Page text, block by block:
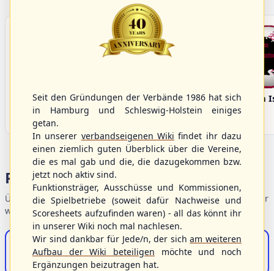
Bargenstedt
Beavers
Elmshorn Alligators Fehmarn
Portalbereiche
Übersicht der Verbandsbereiche – wählen Sie einen Einstieg für
weiterführende Informationen.
S/HBV-Shop
Der Onlineshop des S/HBV
Seit den Gründungen der Verbände 1986 hat sich
in Hamburg und Schleswig-Holstein einiges
getan.
In unserer verbandseigenen Wiki findet ihr dazu
einen ziemlich guten Überblick über die Vereine,
die es mal gab und die, die dazugekommen bzw.
jetzt noch aktiv sind.
Funktionsträger, Ausschüsse und Kommissionen,
die Spielbetriebe (soweit dafür Nachweise und
Scoresheets aufzufinden waren) - all das könnt ihr
in unserer Wiki noch mal nachlesen.
Wir sind dankbar für Jede/n, der sicham weiteren
Aufbau der Wiki beteiligen möchte und noch
Ergänzungen beizutragen hat.